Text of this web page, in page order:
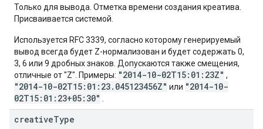
Только для вывода. Отметка времени создания креатива.
Присваивается системой.
Используется RFC 3339, согласно которому генерируемый
вывод всегда будет Z-нормализован и будет содержать 0,
3, 6 или 9 дробных знаков. Допускаются также смещения,
отличные от "Z". Примеры: "2014-10-02T15:01:23Z" ,
"2014-10-02T15:01:23.045123456Z" или "2014-10-
02T15:01:23+05:30"
creativeType